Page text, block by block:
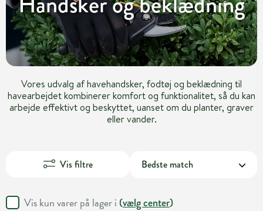
Vores udvalg af havehandsker, fodtøj og beklædning til
havearbejdet kombinerer komfort og funktionalitet, så du kan
arbejde effektivt og beskyttet, uanset om du planter, graver
eller vander.
Vis filtre
Vis kun varer på lager i (vælg center)